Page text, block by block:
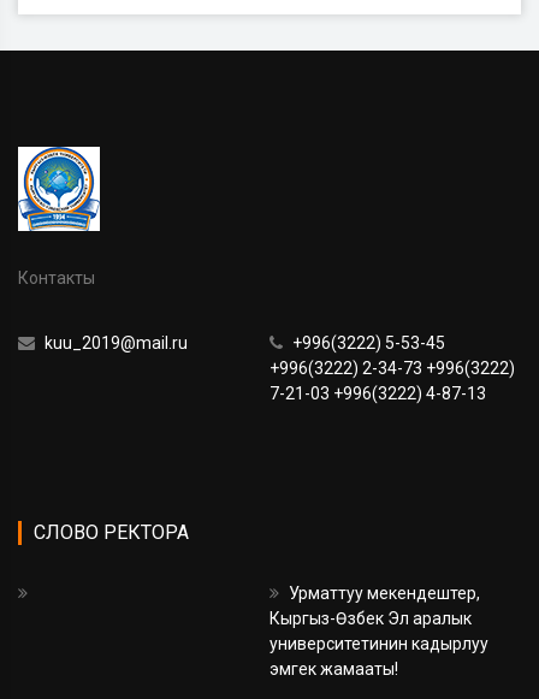
Контакты
kuu_2019@mail.ru
+996(3222) 5-53-45
+996(3222) 2-34-73 +996(3222)
7-21-03 +996(3222) 4-87-13
СЛОВО РЕКТОРА
Урматтуу мекендештер,
Кыргыз-Өзбек Эл аралык
университетинин кадырлуу
эмгек жамааты!